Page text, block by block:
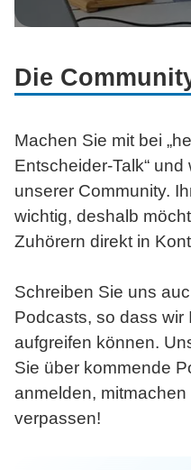
Die
Machen Sie mit bei
Entscheider-Talk“
unserer Community.
wichtig, deshalb
Zuhörern direkt in
Schreiben Sie uns
Podcasts, so dass wir
aufgreifen können.
Sie über kommende
anmelden,
verpassen!